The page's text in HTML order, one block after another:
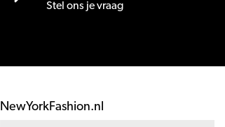
Stel ons je vraag
NewYorkFashion.nl